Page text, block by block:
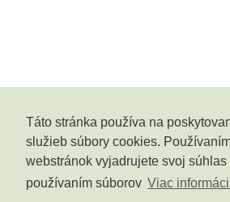
Táto stránka používa na
služieb súbory cookies.
webstránok vyjadrujete svoj súhlas
používaním súborov Viac